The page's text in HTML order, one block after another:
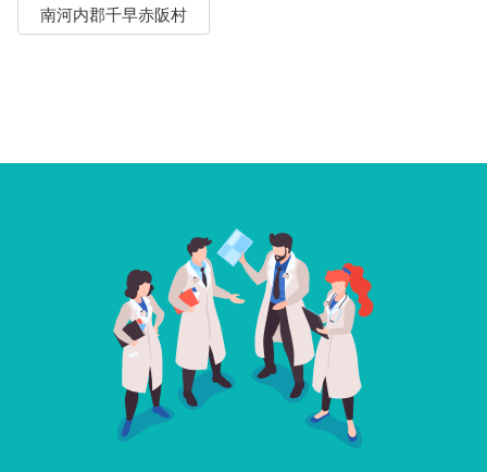
南河内郡千早赤阪村